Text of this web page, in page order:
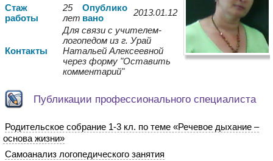
Стаж
работы
25
лет
Опублико
вано
2013.01.12
Контакты
Для связи с учителем-
логопедом из г. Урай
Натальей Алексеевной
через форму "Оставить
комментарий"
Публикации профессионального специалиста
Родительское собрание 1-3 кл. по теме «Речевое дыхание –
основа жизни»
Самоанализ логопедического занятия